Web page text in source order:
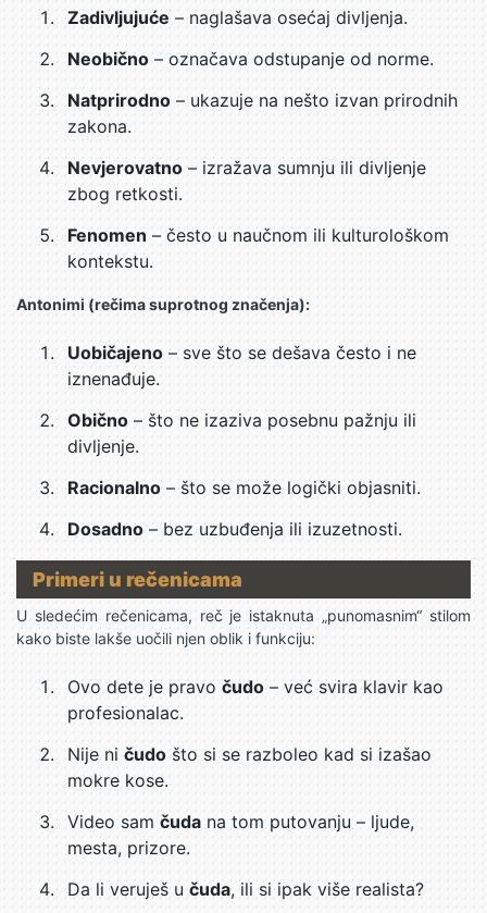
Zadivljujuće– naglašava osećaj divljenja.
Neobično– označava odstupanje od norme.
Natprirodno – ukazuje na nešto izvan prirodnih
zakona.
Nevjerovatno – izražava sumnju ili divljenje
zbog retkosti.
Fenomen – često u naučnom ili kulturološkom
kontekstu.
Antonimi (rečima suprotnog značenja):
Uobičajeno – sve što se dešava često i ne
iznenađuje.
Obično – što ne izaziva posebnu pažnju ili
divljenje.
Racionalno– što se može logički objasniti.
Dosadno– bez uzbuđenja ili izuzetnosti.
Primeri u rečenicama
U sledećim rečenicama, reč je istaknuta „punomasnim“ stilom
kako biste lakše uočili njen oblik i funkciju:
Ovo dete je pravo čudo– već svira klavir kao
profesionalac.
Nije ni čudošto si se razboleo kad si izašao
mokre kose.
Video sam čudana tom putovanju – ljude,
mesta, prizore.
Da li veruješ učuda, ili si ipak više realista?